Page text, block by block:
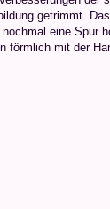
getrimmt.
eine Spur
förmlich mit der